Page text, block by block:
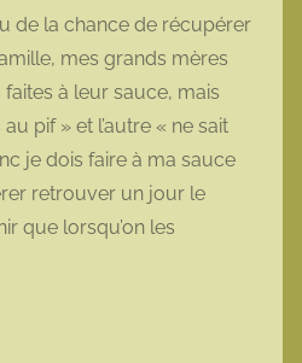
de la chance de récupérer
mes grands mères
à leur sauce, mais
pif » et l’autre « ne sait
je dois faire à ma sauce
retrouver un jour le
que lorsqu’on les